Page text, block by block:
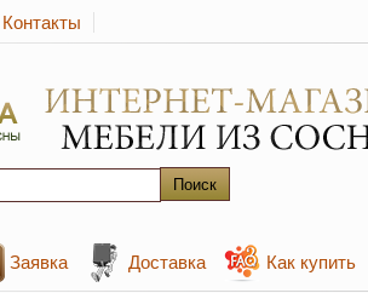
Контакты
Заявка Доставка Как купить